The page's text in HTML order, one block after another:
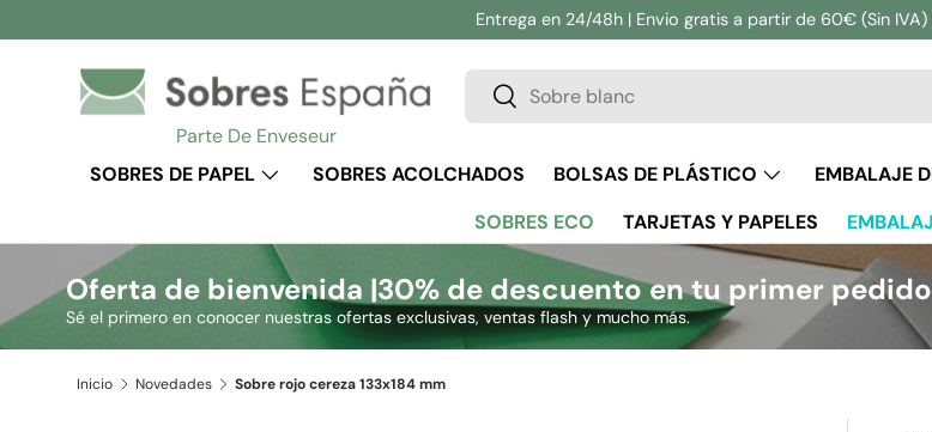
Ir al contenido
Entrega en 24/48h | Envio gratis a partir de 60€ (Sin IVA)
Parte De Enveseur
Buscar
Buscar
SOBRES DE PAPEL SOBRES ACOLCHADOS BOLSAS DE PLÁSTICO EMBALAJE
SOBRES ECO
TARJETAS Y PAPELES
Oferta de bienvenida |30% de descuento en tu primer
Sé el primero en conocer nuestras ofertas exclusivas, ventas flash y mucho más.
Inicio Novedades Sobre rojo cereza 133x184 mm